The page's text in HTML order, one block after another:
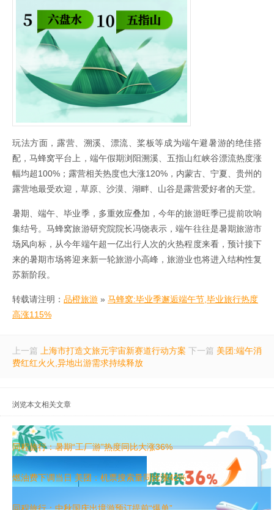
玩法方面，露营、溯溪、漂流、桨板等成为端午避暑游的绝佳搭
配，马蜂窝平台上，端午假期浏阳溯溪、五指山红峡谷漂流热度涨
幅均超100%；露营相关热度也大涨120%，内蒙古、宁夏、贵州的
露营地最受欢迎，草原、沙漠、湖畔、山谷是露营爱好者的天堂。
暑期、端午、毕业季，多重效应叠加，今年的旅游旺季已提前吹响
集结号。马蜂窝旅游研究院院长冯饶表示，端午往往是暑期旅游市
场风向标，从今年端午超一亿出行人次的火热程度来看，预计接下
来的暑期市场将迎来新一轮旅游小高峰，旅游业也将进入结构性复
苏新阶段。
转载请注明： 品橙旅游 » 马蜂窝:毕业季邂逅端午节,毕业旅行热度
高涨115%
上一篇 上海市打造文旅元宇宙新赛道行动方案 下一篇 美团:端午消
费红红火火,异地出游需求持续释放
浏览本文相关文章
同程旅行：暑期“工厂游”热度同比大涨36%
燃油费下调当日 美团：机票搜索量同比涨42%